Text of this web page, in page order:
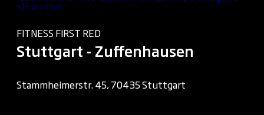
FITNESS FIRST RED
Stuttgart - Zuffenhausen
Stammheimerstr. 45, 70435 Stuttgart